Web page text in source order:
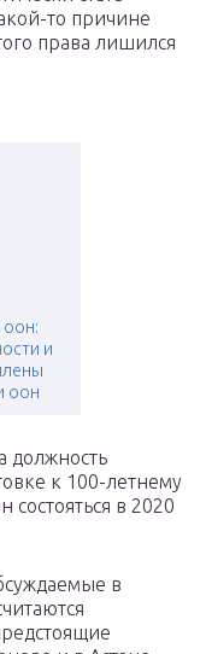
то причине
права лишился
оон:
и
оон
должность
к 100-летнему
в 2020
в